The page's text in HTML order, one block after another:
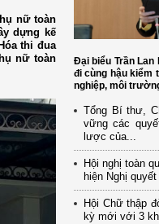
nữ toàn
dựng kế
thi đua
nữ toàn
Đại biểu Trần
đi cùng hậu kiểm
nghiệp, môi
Tổng Bí thư,
vững các
lược của...
Hội nghị toàn
hiện Nghị
Hội Chữ thập
kỳ mới với 3